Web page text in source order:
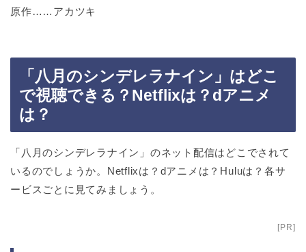
原作……アカツキ
「八月のシンデレラナイン」はどこ
で視聴できる？Netflixは？dアニメ
は？
「八月のシンデレラナイン」のネット配信はどこでされて
いるのでしょうか。Netflixは？dアニメは？Huluは？各サ
ービスごとに見てみましょう。
[PR]